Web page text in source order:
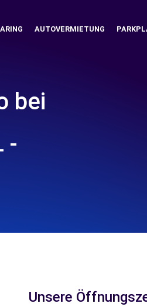
AUTOVERMIETUNG
bei
-
Unsere